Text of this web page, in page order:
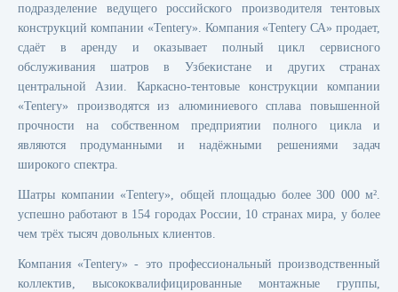
подразделение ведущего российского производителя тентовых
конструкций компании «Tentery». Компания «Tentery СА» продает,
сдаёт в аренду и оказывает полный цикл сервисного
обслуживания шатров в Узбекистане и других странах
центральной Азии. Каркасно-тентовые конструкции компании
«Tentery» производятся из алюминиевого сплава повышенной
прочности на собственном предприятии полного цикла и
являются продуманными и надёжными решениями задач
широкого спектра.
Шатры компании «Tentery», общей площадью более 300 000 м².
успешно работают в 154 городах России, 10 странах мира, у более
чем трёх тысяч довольных клиентов.
Компания «Tentery» - это профессиональный производственный
коллектив, высококвалифицированные монтажные группы,